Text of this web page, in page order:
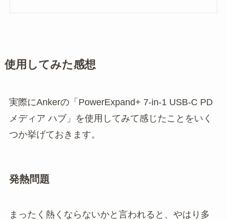
使用してみた感想
実際にAnkerの「PowerExpand+ 7-in-1 USB-C PD
メディア ハブ」を使用してみて感じたことをいく
つか挙げておきます。
発熱問題
まったく熱くならないかと言われると、やはり多